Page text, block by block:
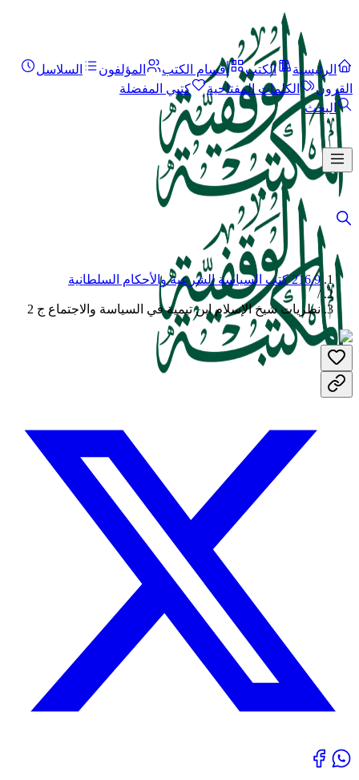
الرئيسية الكتب أقسام الكتب المؤلفون
السلاسل
القرون
الكلمات المفتاحية
كتبي المفضلة
البحث
216.9 كتب السياسة الشرعية والأحكام السلطانية
/
نظريات شيخ الإسلام ابن تيمية في السياسة والاجتماع ج 2